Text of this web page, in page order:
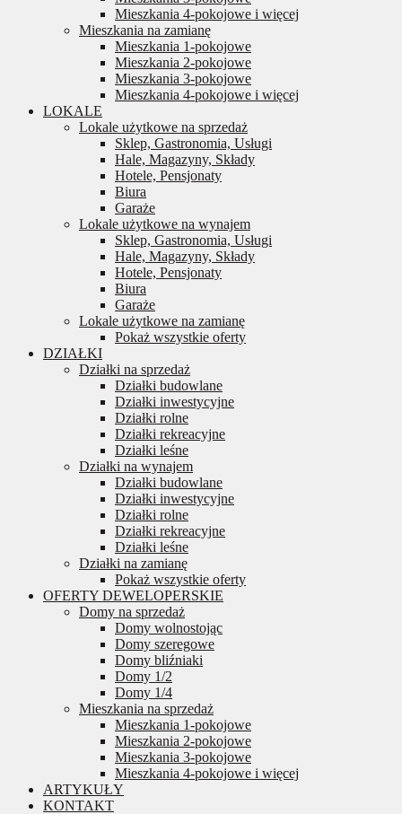
Mieszkania 4-pokojowe i więcej
Mieszkania na zamianę
Mieszkania 1-pokojowe
Mieszkania 2-pokojowe
Mieszkania 3-pokojowe
Mieszkania 4-pokojowe i więcej
LOKALE
Lokale użytkowe na sprzedaż
Sklep, Gastronomia, Usługi
Hale, Magazyny, Składy
Hotele, Pensjonaty
Biura
Garaże
Lokale użytkowe na wynajem
Sklep, Gastronomia, Usługi
Hale, Magazyny, Składy
Hotele, Pensjonaty
Biura
Garaże
Lokale użytkowe na zamianę
Pokaż wszystkie oferty
DZIAŁKI
Działki na sprzedaż
Działki budowlane
Działki inwestycyjne
Działki rolne
Działki rekreacyjne
Działki leśne
Działki na wynajem
Działki budowlane
Działki inwestycyjne
Działki rolne
Działki rekreacyjne
Działki leśne
Działki na zamianę
Pokaż wszystkie oferty
OFERTY DEWELOPERSKIE
Domy na sprzedaż
Domy wolnostojąc
Domy szeregowe
Domy bliźniaki
Domy 1/2
Domy 1/4
Mieszkania na sprzedaż
Mieszkania 1-pokojowe
Mieszkania 2-pokojowe
Mieszkania 3-pokojowe
Mieszkania 4-pokojowe i więcej
ARTYKUŁY
KONTAKT